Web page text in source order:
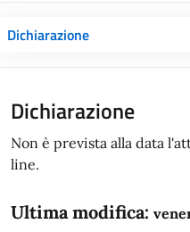
Dichiarazione
Dichiarazione
Non è prevista alla data
line.
Ultima modifica: